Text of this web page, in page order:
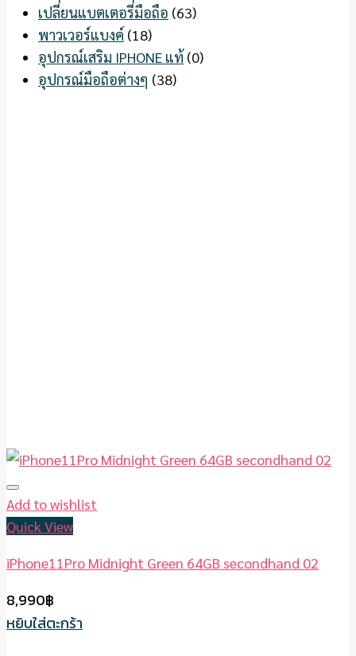
เปลี่ยนแบตเตอรี่มือถือ (63)
พาวเวอร์แบงค์ (18)
อุปกรณ์เสริม IPHONE แท้ (0)
อุปกรณ์มือถือต่างๆ (38)
Add to wishlist
Quick View
iPhone11Pro Midnight Green 64GB secondhand 02
8,990฿
หยิบใส่ตะกร้า